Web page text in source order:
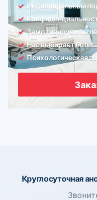
Индивидуальный
Замотивируем на
Нас выбирает
Психологическая
Круглосуточная